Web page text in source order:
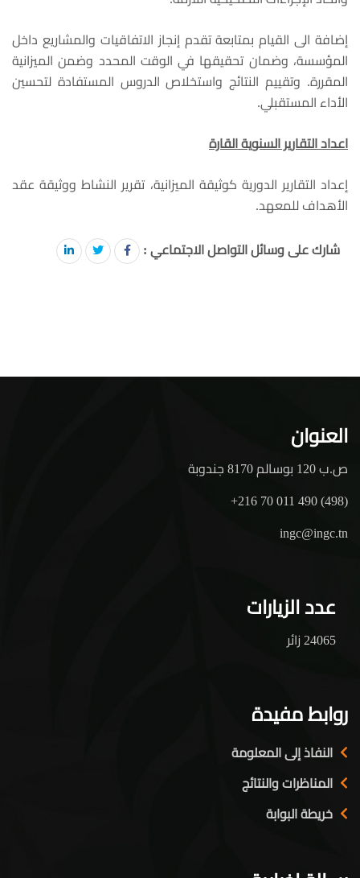
إضافة الى القيام بمتابعة تقدم إنجاز الاتفاقيات والمشاريع داخل
المؤسسة، وضمان تحقيقها في الوقت المحدد وضمن الميزانية
المقررة. وتقييم النتائج واستخلاص الدروس المستفادة لتحسين
الأداء المستقبلي.
اعداد التقارير السنوية القارة
إعداد التقارير الدورية كوثيقة الميزانية، تقرير النشاط ووثيقة عقد
الأهداف للمعهد.
شارك على وسائل التواصل الاجتماعي :
العنوان
ص.ب 120 بوسالم 8170 جندوبة
+216 70 011 490 (498)
ingc@ingc.tn
عدد الزيارات
24065 زائر
روابط مفيدة
النفاذ إلى المعلومة
المناظرات والنتائج
خريطة البوابة